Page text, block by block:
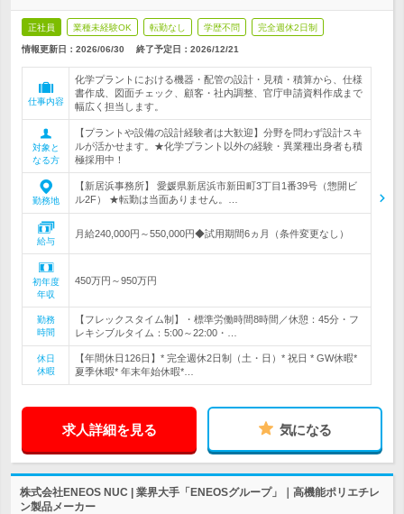
正社員 業種未経験OK 転勤なし 学歴不問 完全週休2日制
情報更新日：2026/06/30 終了予定日： 2026/12/21
仕事内容
化学プラントにおける機器・配管の設計・見積・積算から、仕様
書作成、図面チェック、顧客・社内調整、官庁申請資料作成まで
幅広く担当します。
対象と
なる方
【プラントや設備の設計経験者は大歓迎】分野を問わず設計スキ
ルが活かせます。★化学プラント以外の経験・異業種出身者も積
極採用中！
勤務地
【新居浜事務所】 愛媛県新居浜市新田町3丁目1番39号（惣開ビ
ル2F） ★転勤は当面ありません。…
給与
月給240,000円～550,000円◆試用期間6ヵ月（条件変更なし）
初年度
年収
450万円～950万円
勤務
時間
【フレックスタイム制】・標準労働時間8時間／休憩：45分・フ
レキシブルタイム：5:00～22:00・…
休日
休暇
【年間休日126日】* 完全週休2日制（土・日）* 祝日 * GW休暇*
夏季休暇* 年末年始休暇*…
求人詳細を見る 気になる
株式会社ENEOS NUC | 業界大手「ENEOSグループ」｜高機能ポリエチレ
ン製品メーカー